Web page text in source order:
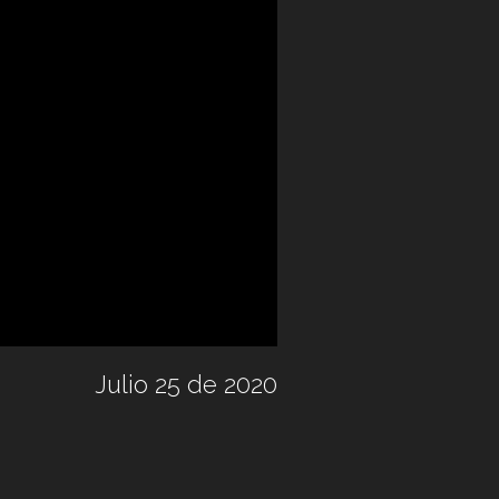
Julio 25 de 2020